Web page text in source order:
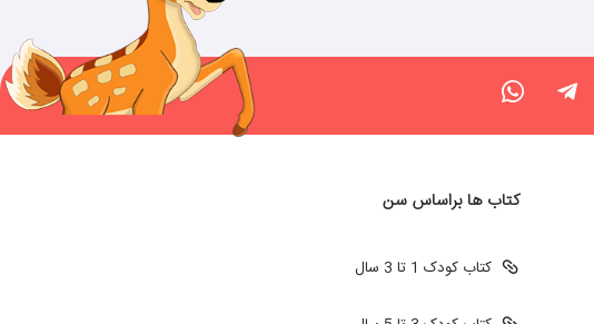
کتاب ها براساس سن
کتاب کودک 1 تا 3 سال